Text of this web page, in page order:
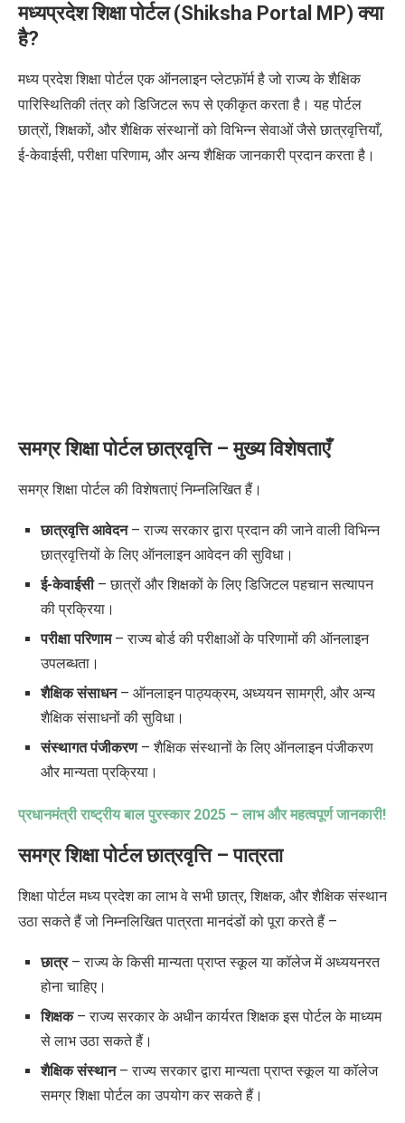
मध्यप्रदेश शिक्षा पोर्टल (Shiksha Portal MP) क्या
है?
मध्य प्रदेश शिक्षा पोर्टल एक ऑनलाइन प्लेटफ़ॉर्म है जो राज्य के शैक्षिक
पारिस्थितिकी तंत्र को डिजिटल रूप से एकीकृत करता है। यह पोर्टल
छात्रों, शिक्षकों, और शैक्षिक संस्थानों को विभिन्न सेवाओं जैसे छात्रवृत्तियाँ,
ई-केवाईसी, परीक्षा परिणाम, और अन्य शैक्षिक जानकारी प्रदान करता है।
समग्र शिक्षा पोर्टल छात्रवृत्ति– मुख्य विशेषताएँ
समग्र शिक्षा पोर्टल की विशेषताएं निम्नलिखित हैं।
छात्रवृत्ति आवेदन– राज्य सरकार द्वारा प्रदान की जाने वाली विभिन्न
छात्रवृत्तियों के लिए ऑनलाइन आवेदन की सुविधा।
ई-केवाईसी– छात्रों और शिक्षकों के लिए डिजिटल पहचान सत्यापन
की प्रक्रिया।
परीक्षा परिणाम– राज्य बोर्ड की परीक्षाओं के परिणामों की ऑनलाइन
उपलब्धता।
शैक्षिक संसाधन– ऑनलाइन पाठ्यक्रम, अध्ययन सामग्री, और अन्य
शैक्षिक संसाधनों की सुविधा।
संस्थागत पंजीकरण– शैक्षिक संस्थानों के लिए ऑनलाइन पंजीकरण
और मान्यता प्रक्रिया।
प्रधानमंत्री राष्ट्रीय बाल पुरस्कार 2025 – लाभ और महत्वपूर्ण जानकारी!
समग्र शिक्षा पोर्टल छात्रवृत्ति– पात्रता
शिक्षा पोर्टल मध्य प्रदेश का लाभ वे सभी छात्र, शिक्षक, और शैक्षिक संस्थान
उठा सकते हैं जो निम्नलिखित पात्रता मानदंडों को पूरा करते हैं –
छात्र– राज्य के किसी मान्यता प्राप्त स्कूल या कॉलेज में अध्ययनरत
होना चाहिए ।
शिक्षक– राज्य सरकार के अधीन कार्यरत शिक्षकइस पोर्टल के माध्यम
से लाभ उठा सकते हैं ।
शैक्षिक संस्थान– राज्य सरकार द्वारा मान्यता प्राप्त स्कूल या कॉलेज
समग्र शिक्षा पोर्टल का उपयोग कर सकते हैं ।